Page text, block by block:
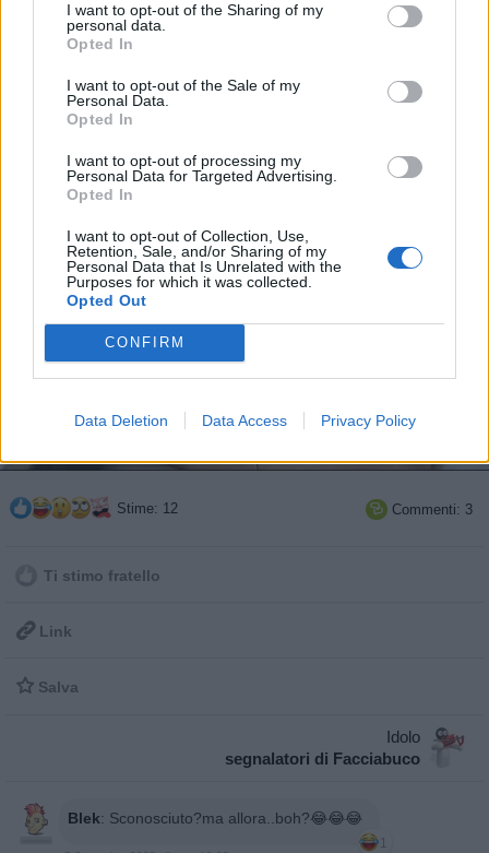
I want to opt-out of the Sharing of my
personal data.
Opted In
I want to opt-out of the Sale of my
Personal Data.
Opted In
I want to opt-out of processing my
Personal Data for Targeted Advertising.
Opted In
I want to opt-out of Collection, Use,
Retention, Sale, and/or Sharing of my
Personal Data that Is Unrelated with the
Purposes for which it was collected.
Opted Out
CONFIRM
Data Deletion Data Access Privacy Policy
Stime: 12  Commenti: 3
Ti stimo fratello
 Link
 Salva
Idolo
segnalatori di Facciabuco
Blek: Sconosciuto?ma allora..boh?😂😂😂
1